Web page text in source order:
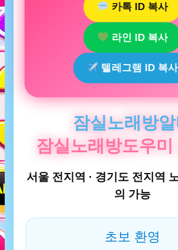
카톡 ID 복사
라인 ID 복사
텔레그램 ID 복사
잠실노래방
잠실노래방도우미
서울 전지역 · 경기도 전지역
의 가능
초보 환영